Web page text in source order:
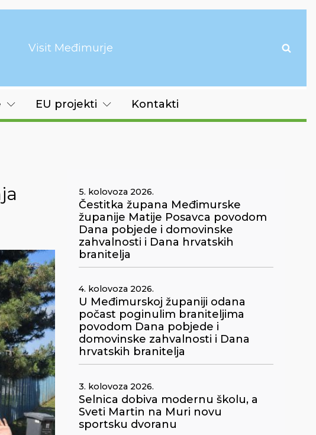
Visit Međimurje
EU projekti Kontakti
5. kolovoza 2026.
Čestitka župana Međimurske
županije Matije Posavca povodom
Dana pobjede i domovinske
zahvalnosti i Dana hrvatskih
branitelja
4. kolovoza 2026.
U Međimurskoj županiji odana
počast poginulim braniteljima
povodom Dana pobjede i
domovinske zahvalnosti i Dana
hrvatskih branitelja
3. kolovoza 2026.
Selnica dobiva modernu školu, a
Sveti Martin na Muri novu
sportsku dvoranu